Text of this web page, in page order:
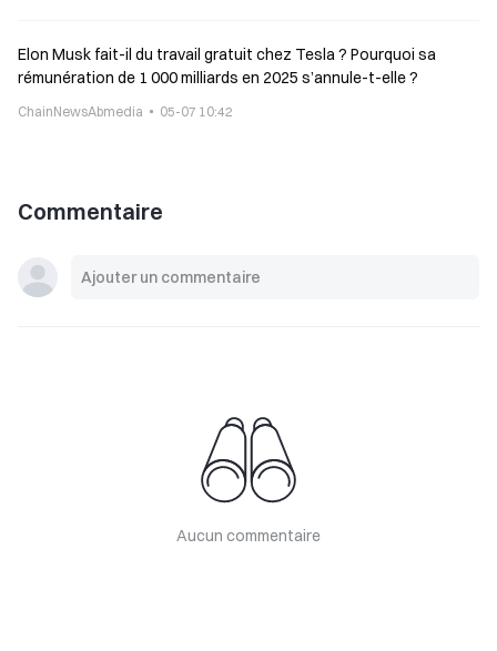
Elon Musk fait-il du travail gratuit chez Tesla ? Pourquoi sa
rémunération de 1 000 milliards en 2025 s’annule-t-elle ?
ChainNewsAbmedia 05-07 10:42
Commentaire
Aucun commentaire